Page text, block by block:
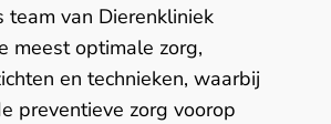
van Dierenkliniek
meest optimale zorg,
en technieken, waarbij
preventieve zorg voorop